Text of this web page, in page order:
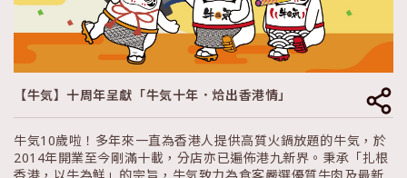
【牛気】十周年呈獻「牛気十年．烚出香港情」
牛気10歲啦！多年來一直為香港人提供高質火鍋放題的牛気，於
2014年開業至今剛滿十載，分店亦已遍佈港九新界。秉承「扎根